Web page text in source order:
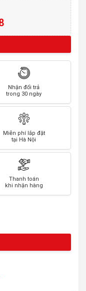
Nhận đổi trả
trong 30 ngày
Miễn phí lắp đặt
tại Hà Nội
Thanh toán
khi nhận hàng